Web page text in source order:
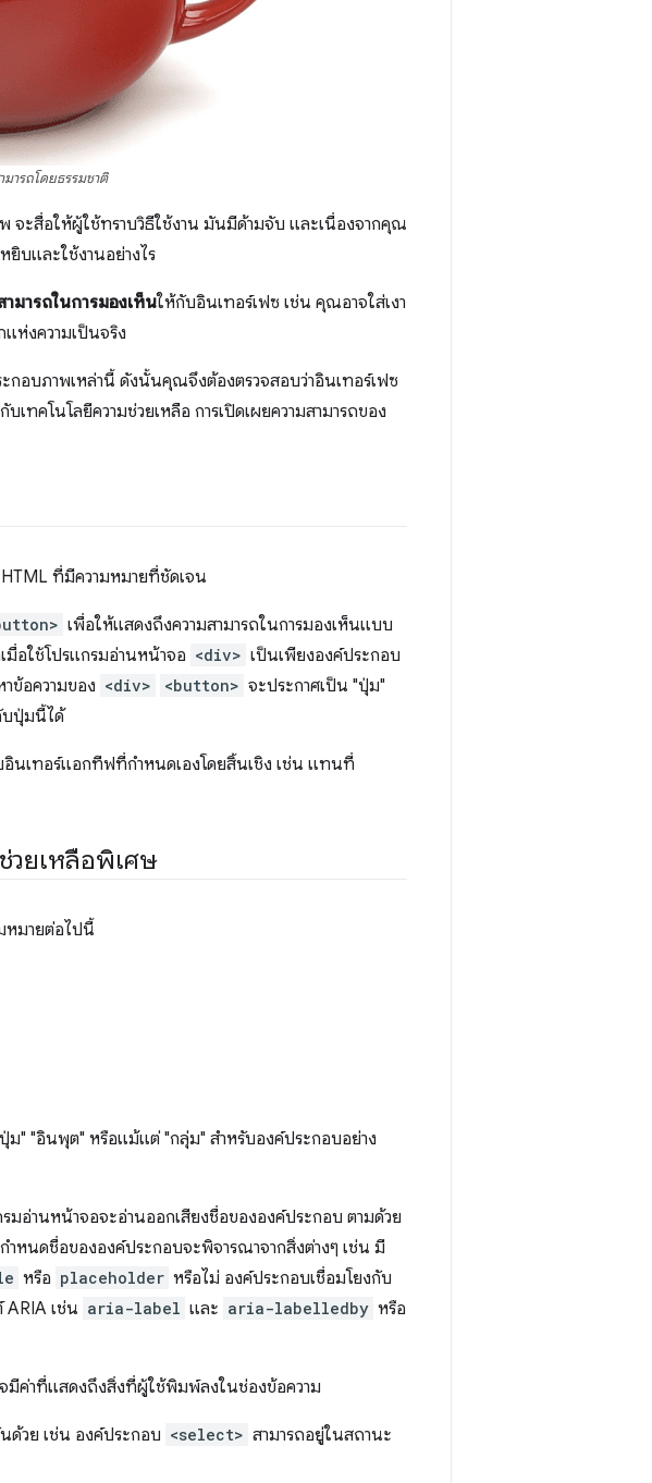
มารถโดยธรรมชาติ
จะสื่อให้ผู้ใช้ทราบวิธีใช้งาน มันมีด้ามจับ และเนื่องจากคุณ
บและใช้งานอย่างไร
ามารถในการมองเห็นให้กับอินเทอร์เฟซ เช่น คุณอาจใส่เงา
ห่งความเป็นจริง
กอบภาพเหล่านี้ ดังนั้นคุณจึงต้องตรวจสอบว่าอินเทอร์เฟซ
คโนโลยีความช่วยเหลือ การเปิดเผยความสามารถของ
ที่มีความหมายที่ชัดเจน
เพื่อให้แสดงถึงความสามารถในการมองเห็นแบบ
อใช้โปรแกรมอ่านหน้าจอ <div> เป็นเพียงองค์ประกอบ
ข้อความของ <div> <button> จะประกาศเป็น "ปุ่ม"
บปุ่มนี้ได้
นเทอร์แอกทีฟที่กำหนดเองโดยสิ้นเชิง เช่น แทนที่
วยเหลือพิเศษ
หมายต่อไปนี้
ม" "อินพุต" หรือแม้แต่ "กลุ่ม" สำหรับองค์ประกอบอย่าง
อ่านหน้าจอจะอ่านออกเสียงชื่อขององค์ประกอบ ตามด้วย
นดชื่อขององค์ประกอบจะพิจารณาจากสิ่งต่างๆ เช่น มี
หรือ placeholder หรือไม่ องค์ประกอบเชื่อมโยงกับ
เช่น aria-label และ aria-labelledby หรือ
มีค่าที่แสดงถึงสิ่งที่ผู้ใช้พิมพ์ลงในช่องข้อความ
วย เช่น องค์ประกอบ <select> สามารถอยู่ในสถานะ